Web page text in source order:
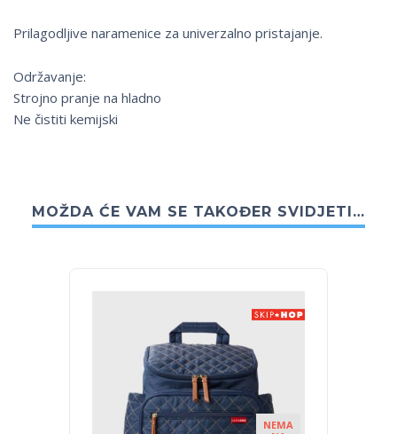
Prilagodljive naramenice za univerzalno pristajanje.
Održavanje:
Strojno pranje na hladno
Ne čistiti kemijski
MOŽDA ĆE VAM SE TAKOĐER SVIDJETI…
NEMA